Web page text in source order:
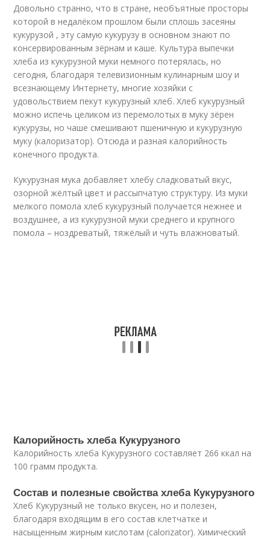
Довольно странно, что в стране, необъятные просторы
которой в недалёком прошлом были сплошь засеяны
кукурузой , эту самую кукурузу в основном знают по
консервированным зёрнам и каше. Культура выпечки
хлеба из кукурузной муки немного потерялась, но
сегодня, благодаря телевизионным кулинарным шоу и
всезнающему Интернету, многие хозяйки с
удовольствием пекут кукурузный хлеб. Хлеб кукурузный
можно испечь целиком из перемолотых в муку зёрен
кукурузы, но чаше смешивают пшеничную и кукурузную
муку (калоризатор). Отсюда и разная калорийность
конечного продукта.
Кукурузная мука добавляет хлебу сладковатый вкус,
озорной жёлтый цвет и рассыпчатую структуру. Из муки
мелкого помола хлеб кукурузный получается нежнее и
воздушнее, а из кукурузной муки среднего и крупного
помола – ноздреватый, тяжёлый и чуть влажноватый.
Калорийность хлеба Кукурузного
Калорийность хлеба Кукурузного составляет 266 ккал на
100 грамм продукта.
Состав и полезные свойства хлеба Кукурузного
Хлеб Кукурузный не только вкусен, но и полезен,
благодаря входящим в его состав клетчатке и
насыщенным жирным кислотам (calorizator). Химический